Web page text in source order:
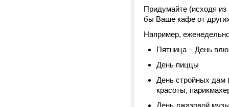
Придумайте (исходя
бы Ваше кафе от
Например,
Пятница – День
День пиццы
День стройных дам
красоты,
День джазовой